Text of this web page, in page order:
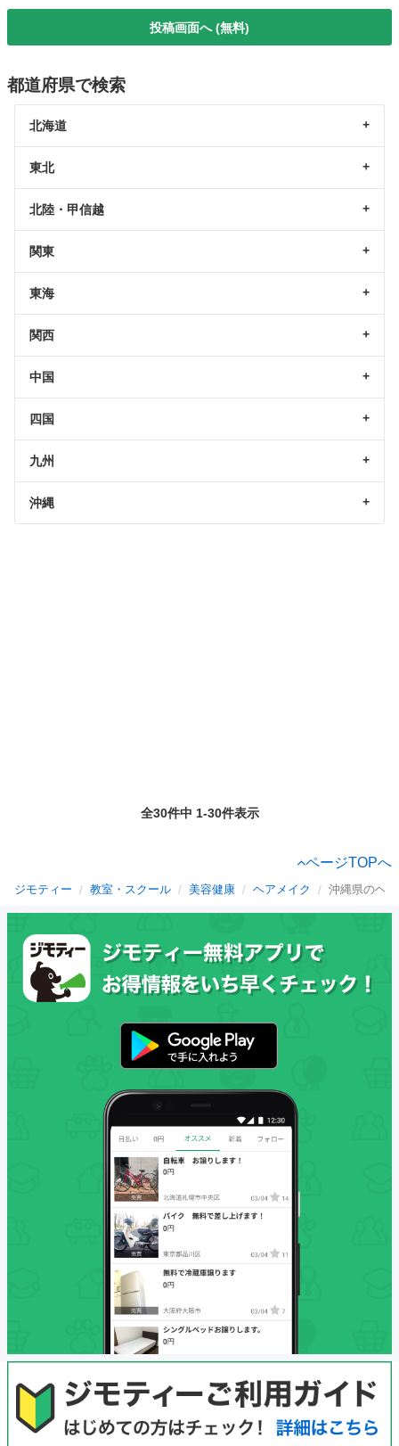
投稿画面へ (無料)
都道府県で検索
北海道
東北
北陸・甲信越
関東
東海
関西
中国
四国
九州
沖縄
全30件中 1-30件表示
ページTOPへ
ジモティー 教室・スクール 美容健康 ヘアメイク 沖縄県のヘ